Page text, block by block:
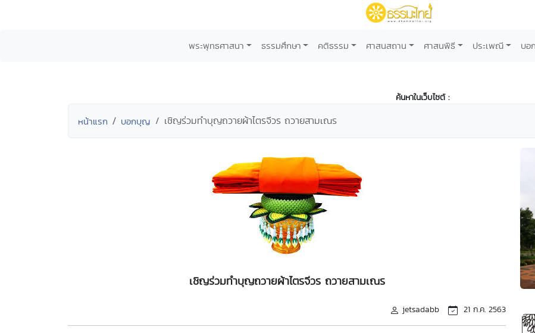
พระพุทธศาสนา ธรรมศึกษา คติธรรม ศาสนสถาน ศาสนพิธี ประเพณี บอ
ค้นหาในเว็บไซต์ :
หน้าแรก บอกบุญ เชิญร่วมทำบุญถวายผ้าไตรจีวร ถวายสามเณร
เชิญร่วมทำบุญถวายผ้าไตรจีวร ถวายสามเณร
jetsadabb 21 ก.ค. 2563